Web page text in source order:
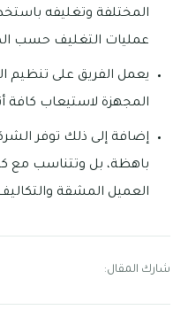
المختلفة وتغليفه
عمليات التغليف حسب
يعمل الفريق على تنظيم
المجهزة لاستيعاب كافة
إضافة إلى ذلك توفر
باهظة، بل وتتناسب مع
العميل المشقة
شارك المقال: